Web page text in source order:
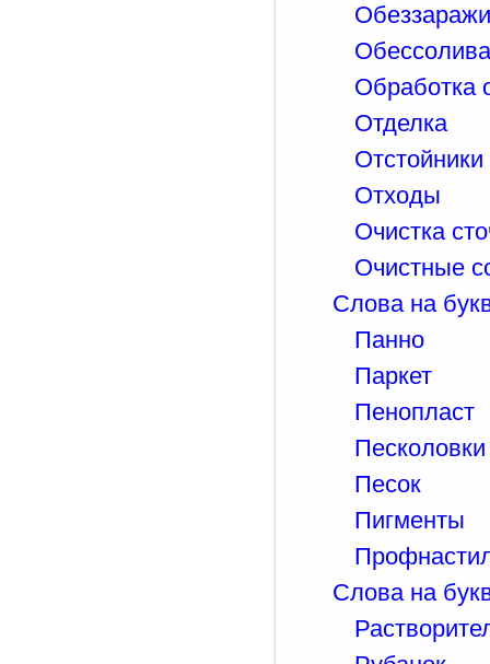
Обработка
Отделка
Отстойники
Отходы
Очистка
Очистные
Слова на
Панно
Паркет
Пенопласт
Песок
Пигменты
Слова на